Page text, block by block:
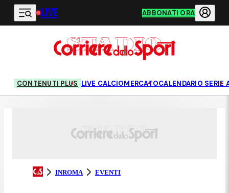
Vai al contenuto principale
LIVE ABBONATI ORA
CONTENUTI PLUS LIVE CALCIOMERCATOCALENDARIO SERIE
INROMA EVENTI